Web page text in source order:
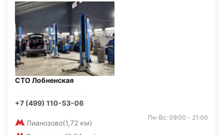
СТО Лобненская
+7 (499) 110-53-06
Лианозово(1,72 км)
Пн-Вс: 09:00 - 21:00